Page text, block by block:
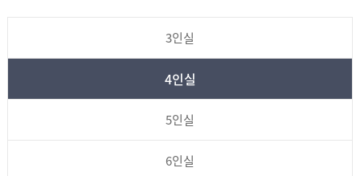
3인실
4인실
5인실
6인실